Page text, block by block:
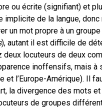
ou écrite (signifiant) et
implicite de la langue,
un mot propre à un
), autant il est difficile de
locuteurs de deux
inoffensifs, mais
et l’Europe-Amérique). Il
la divergence des mots
de groupes